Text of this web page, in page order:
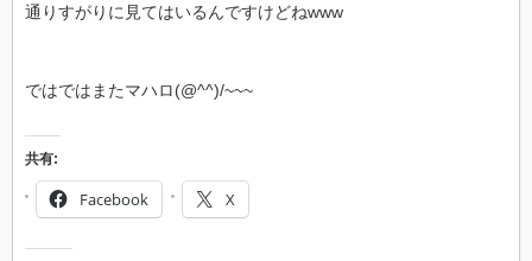
通りすがりに見てはいるんですけどねwww
ではではまたマハロ(@^^)/~~~
共有:
Facebook X